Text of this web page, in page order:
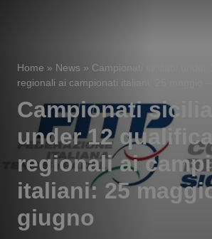
Home » News » Campionati siciliani under
regionali ai campionati italiani: 25 maggio –
Campionati
under 12
regionali ai
italiani: 25
giugno